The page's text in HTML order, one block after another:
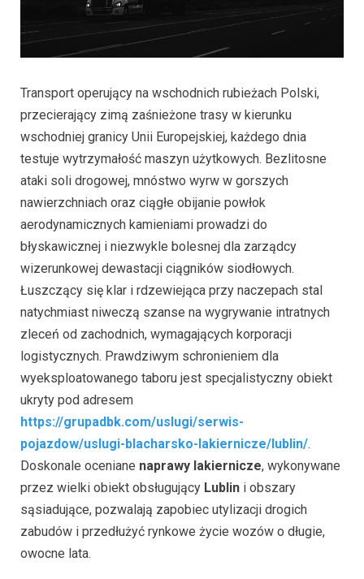
Transport operujący na wschodnich rubieżach Polski,
przecierający zimą zaśnieżone trasy w kierunku
wschodniej granicy Unii Europejskiej, każdego dnia
testuje wytrzymałość maszyn użytkowych. Bezlitosne
ataki soli drogowej, mnóstwo wyrw w gorszych
nawierzchniach oraz ciągłe obijanie powłok
aerodynamicznych kamieniami prowadzi do
błyskawicznej i niezwykle bolesnej dla zarządcy
wizerunkowej dewastacji ciągników siodłowych.
Łuszczący się klar i rdzewiejąca przy naczepach stal
natychmiast niweczą szanse na wygrywanie intratnych
zleceń od zachodnich, wymagających korporacji
logistycznych. Prawdziwym schronieniem dla
wyeksploatowanego taboru jest specjalistyczny obiekt
ukryty pod adresem
https://grupadbk.com/uslugi/serwis-
pojazdow/uslugi-blacharsko-lakiernicze/lublin/.
Doskonale oceniane naprawy lakiernicze, wykonywane
przez wielki obiekt obsługujący Lublin i obszary
sąsiadujące, pozwalają zapobiec utylizacji drogich
zabudów i przedłużyć rynkowe życie wozów o długie,
owocne lata.